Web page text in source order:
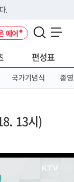
.
있다면 아래 URL에
에어
편성표
국가기념식 종영
13시)